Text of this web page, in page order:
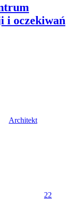
i oczekiwań
Architekt
22